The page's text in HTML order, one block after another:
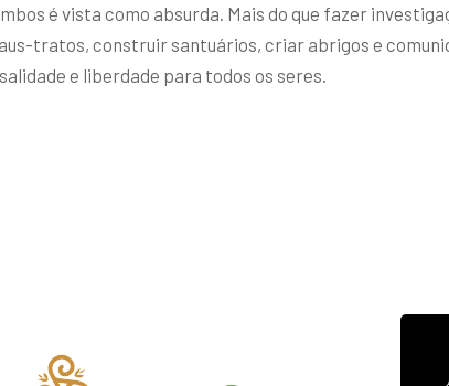
é vista como absurda. Mais do que fazer
tratos, construir santuários, criar abrigos e
e liberdade para todos os seres.